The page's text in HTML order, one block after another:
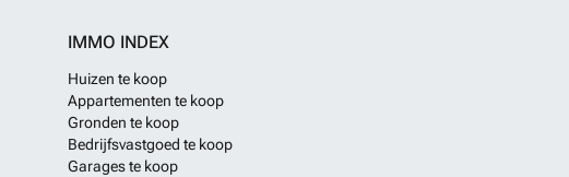
IMMO INDEX
Huizen te koop
Appartementen te koop
Gronden te koop
Bedrijfsvastgoed te koop
Garages te koop